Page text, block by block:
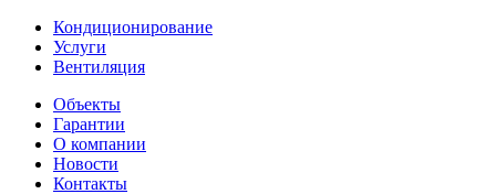
Кондиционирование
Услуги
Вентиляция
Объекты
Гарантии
О компании
Новости
Контакты